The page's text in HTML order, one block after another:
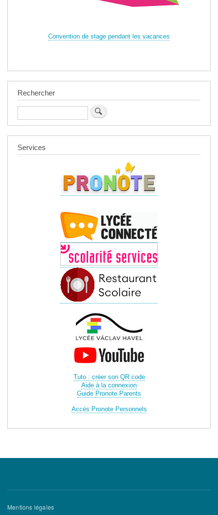
Convention de stage pendant les vacances
Rechercher
Services
Tuto : créer son QR code
Aide à la connexion
Guide Pronote Parents
Accés Pronote Personnels
Menu
Mentions légales